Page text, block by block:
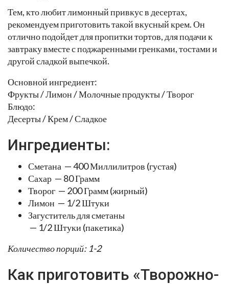
Тем, кто любит лимонный привкус в десертах,
рекомендуем приготовить такой вкусный крем. Он
отлично подойдет для пропитки тортов, для подачи к
завтраку вместе с поджаренными гренками, тостами и
другой сладкой выпечкой.
Основной ингредиент:
Фрукты / Лимон / Молочные продукты / Творог
Блюдо:
Десерты / Крем / Сладкое
Ингредиенты:
Сметана — 400 Миллилитров (густая)
Сахар — 80 Грамм
Творог — 200 Грамм (жирный)
Лимон — 1/2 Штуки
Загуститель для сметаны
— 1/2 Штуки (пакетика)
Количество порций: 1-2
Как приготовить «Творожно-